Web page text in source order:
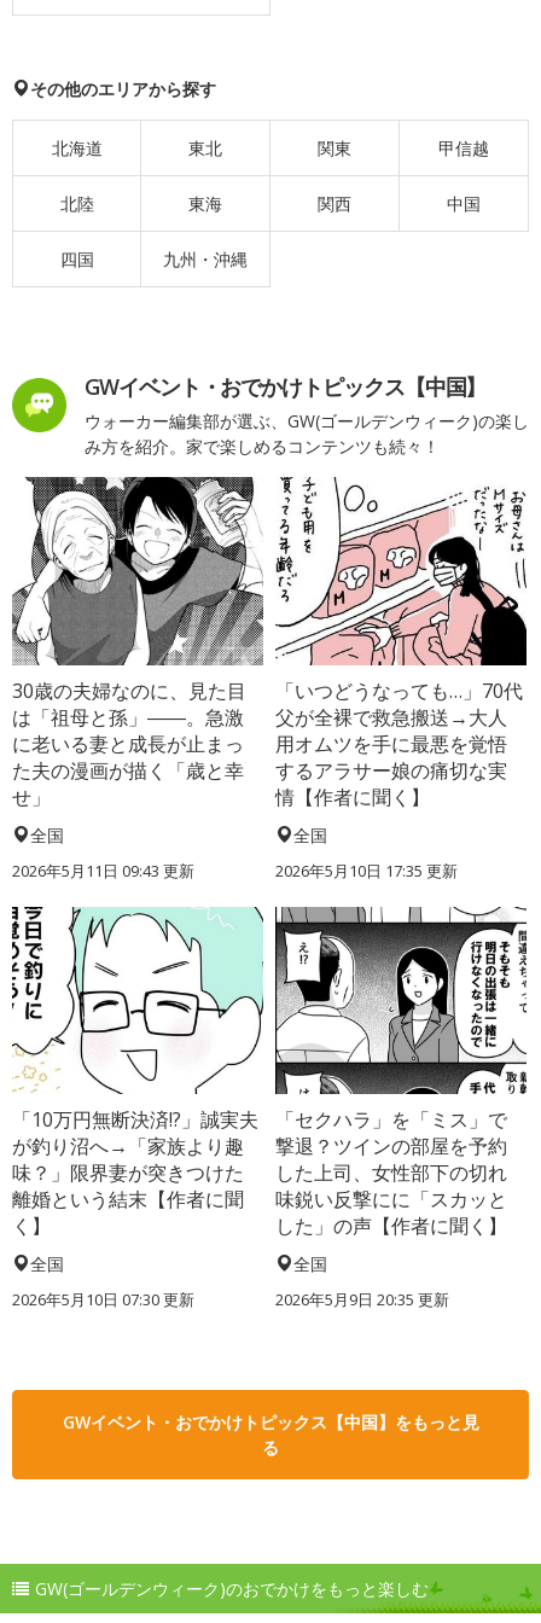
その他のエリアから探す
北海道 東北 関東 甲信越
北陸 東海 関西 中国
四国 九州・沖縄
GWイベント・おでかけトピックス【中国】
ウォーカー編集部が選ぶ、GW(ゴールデンウィーク)の楽し
み方を紹介。家で楽しめるコンテンツも続々！
30歳の夫婦なのに、見た目
は「祖母と孫」――。急激
に老いる妻と成長が止まっ
た夫の漫画が描く「歳と幸
せ」
全国
2026年5月11日 09:43 更新
「いつどうなっても…」70代
父が全裸で救急搬送→大人
用オムツを手に最悪を覚悟
するアラサー娘の痛切な実
情【作者に聞く】
全国
2026年5月10日 17:35 更新
「10万円無断決済!?」誠実夫
が釣り沼へ→「家族より趣
味？」限界妻が突きつけた
離婚という結末【作者に聞
く】
全国
2026年5月10日 07:30 更新
「セクハラ」を「ミス」で
撃退？ツインの部屋を予約
した上司、女性部下の切れ
味鋭い反撃にに「スカッと
した」の声【作者に聞く】
全国
2026年5月9日 20:35 更新
GWイベント・おでかけトピックス【中国】をもっと見
る
GW(ゴールデンウィーク)のおでかけをもっと楽しむ